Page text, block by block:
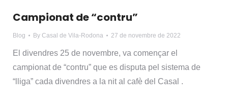
Campionat de “contru”
Blog By Casal de Vila-Rodona 27 de novembre de 2022
El divendres 25 de novembre, va començar el
campionat de “contru” que es disputa pel sistema de
“lliga” cada divendres a la nit al cafè del Casal .